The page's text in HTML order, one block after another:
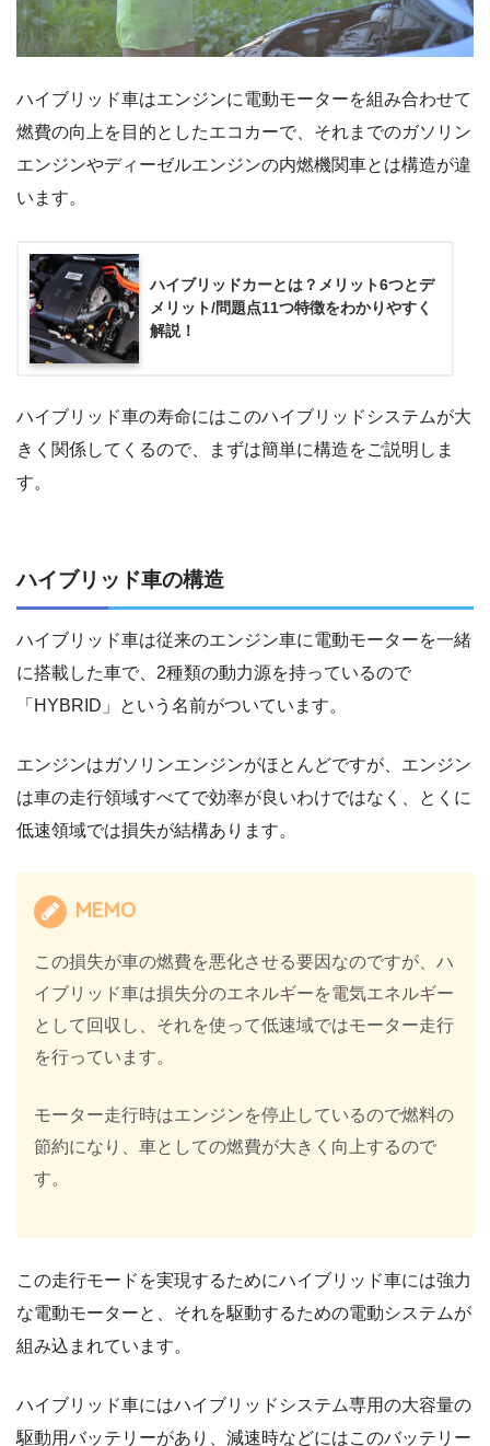
ハイブリッド車はエンジンに電動モーターを組み合わせて
燃費の向上を目的としたエコカーで、それまでのガソリン
エンジンやディーゼルエンジンの内燃機関車とは構造が違
います。
ハイブリッドカーとは？メリット6つとデ
メリット/問題点11つ特徴をわかりやすく
解説！
ハイブリッド車の寿命にはこのハイブリッドシステムが大
きく関係してくるので、まずは簡単に構造をご説明しま
す。
ハイブリッド車の構造
ハイブリッド車は従来のエンジン車に電動モーターを一緒
に搭載した車で、2種類の動力源を持っているので
「HYBRID」という名前がついています。
エンジンはガソリンエンジンがほとんどですが、エンジン
は車の走行領域すべてで効率が良いわけではなく、とくに
低速領域では損失が結構あります。
MEMO
この損失が車の燃費を悪化させる要因なのですが、ハ
イブリッド車は損失分のエネルギーを電気エネルギー
として回収し、それを使って低速域ではモーター走行
を行っています。
モーター走行時はエンジンを停止しているので燃料の
節約になり、車としての燃費が大きく向上するので
す。
この走行モードを実現するためにハイブリッド車には強力
な電動モーターと、それを駆動するための電動システムが
組み込まれています。
ハイブリッド車にはハイブリッドシステム専用の大容量の
駆動用バッテリーがあり、減速時などにはこのバッテリー